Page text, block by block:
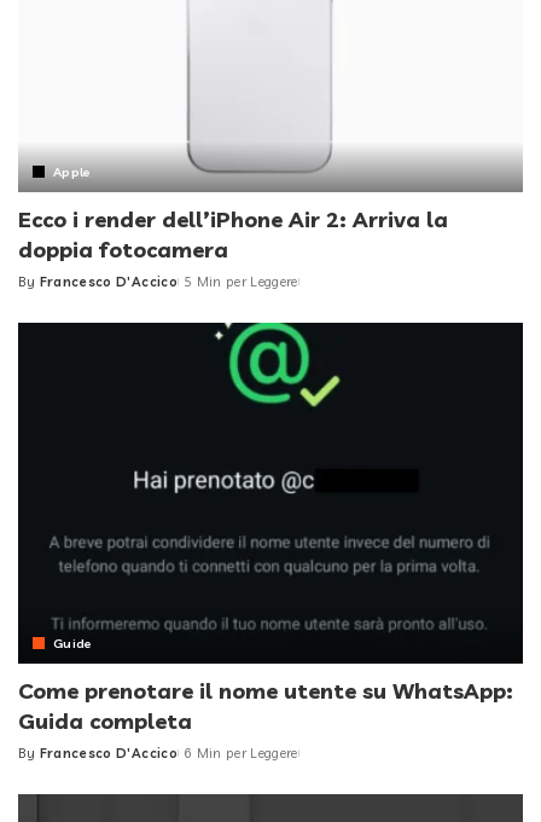
Apple
Ecco i render dell’iPhone Air 2: Arriva la
doppia fotocamera
Posted
By Francesco D'Accico 5 Min per Leggere
Guide
Come prenotare il nome utente su WhatsApp:
Guida completa
Posted
By Francesco D'Accico 6 Min per Leggere